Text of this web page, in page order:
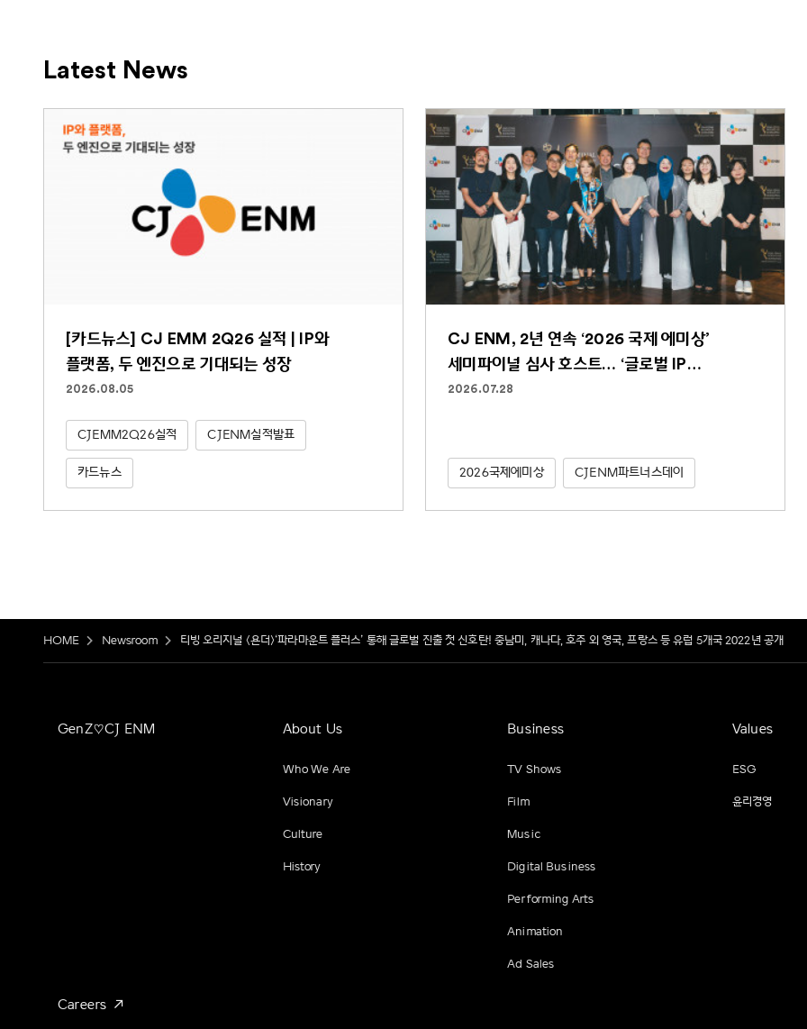
Latest News
[카드뉴스] CJ EMM 2Q26 실적 | IP와
플랫폼, 두 엔진으로 기대되는 성장
2026.08.05
CJEMM2Q26실적 CJENM실적발표
카드뉴스
CJ ENM, 2년 연속 ‘2026 국제 에미상’
세미파이널 심사 호스트… ‘글로벌 IP
파워하우스’ 역할 굳건
2026.07.28
2026국제에미상 CJENM파트너스데이
HOME Newsroom 티빙 오리지널 <욘더>‘파라마운트 플러스’ 통해 글로벌 진출 첫 신호탄! 중남미, 캐나다, 호주 외 영국, 프랑스 등 유럽 5개국 2022년 공개
GenZ♡CJ ENM About Us
Who We Are
Visionary
Culture
History
Business
TV Shows
Film
Music
Digital Business
Performing Arts
Animation
Ad Sales
Values
ESG
윤리경영
Careers